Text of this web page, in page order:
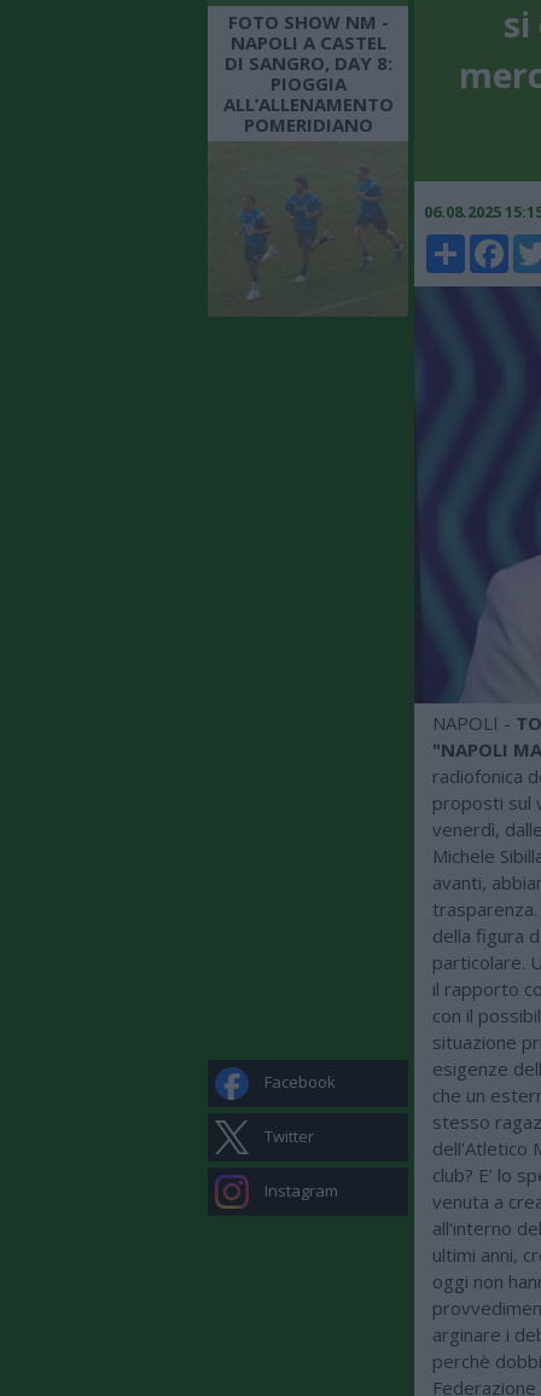
FOTO SHOW NM -
NAPOLI A CASTEL
DI SANGRO, DAY 8:
PIOGGIA
ALL’ALLENAMENTO
POMERIDIANO
Facebook
Twitter
Instagram
si
06.08.2025
Share
NAPOLI -
"NAPOLI
radiofonica
proposti sul
venerdì,
Michele
avanti,
della figura
particolare.
il rapporto
con il
situazione
esigenze
che un
stesso
dell'Atletico
club? E’ lo
venuta a
all'interno
ultimi anni,
oggi non
arginare i
perchè